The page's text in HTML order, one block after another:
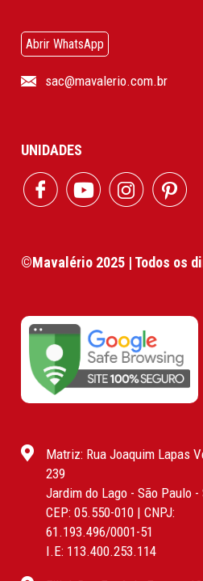
Abrir WhatsApp
sac@mavalerio.com.br
UNIDADES
©Mavalério 2025 | Todos os
Matriz: Rua Joaquim Lapas
239
Jardim do Lago - São Paulo -
CEP: 05.550-010 | CNPJ:
61.193.496/0001-51
I.E: 113.400.253.114